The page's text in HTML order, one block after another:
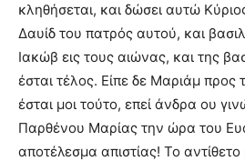
κληθήσεται, και δώσει αυτώ
Δαυίδ του πατρός αυτού, και
Ιακώβ εις τους αιώνας, και της
έσται τέλος. Είπε δε Μαριάμ προς
έσται μοι τούτο, επεί άνδρα ου
Παρθένου Μαρίας την ώρα του
αποτέλεσμα απιστίας! Το